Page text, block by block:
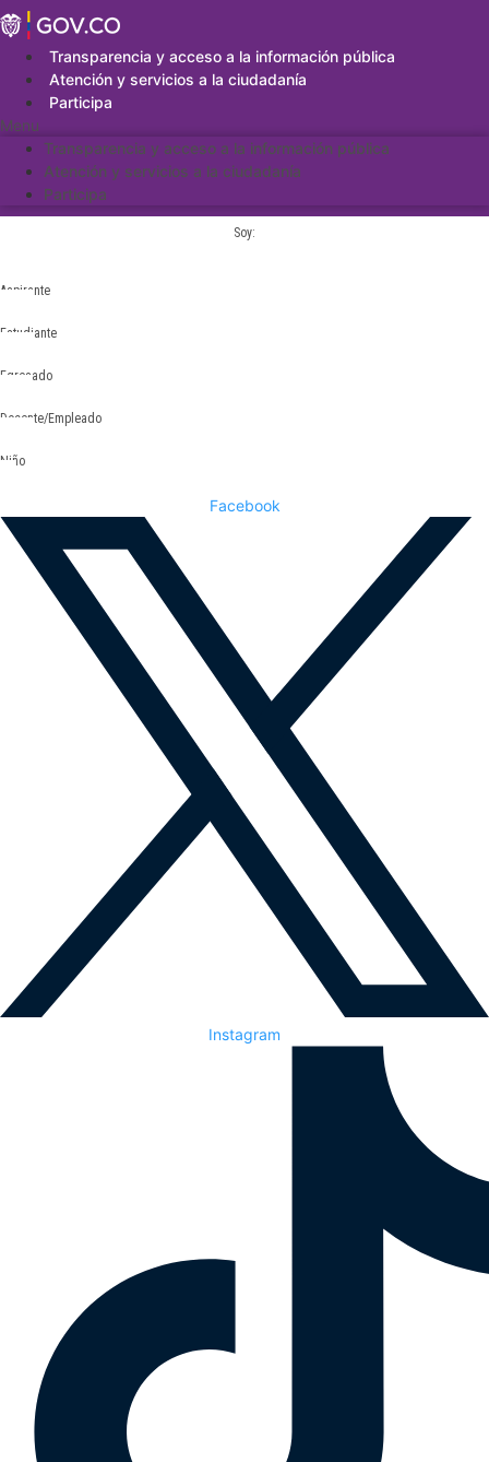
Saltar
al
contenidoTransparencia y acceso a la información pública
Atención y servicios a la ciudadanía
Participa
Menu
Transparencia y acceso a la información pública
Atención y servicios a la ciudadanía
Participa
Soy:
Aspirante
Estudiante
Egresado
Docente/Empleado
Niño
Facebook
Instagram